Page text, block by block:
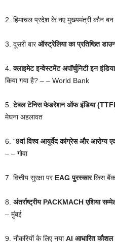
2. हिमाचल प्रदेश के नए मुख्यमंत्री कौन
3. दूसरी बारऑस्ट्रेलिया का प्रतिष्ठित
4.क्लाइमेट इन्वेस्टमेंट अपॉर्चुनिटी इन
किया गया है? – – World Bank
5.टेबल टेनिस फेडरेशन ऑफ इंडिया
मेघना अहलावत
6. “9वां विश्व आयुर्वेद कांग्रेस और आरोग्य
– – गोवा
7. वित्तीय सुरक्षा पर EAG पुरस्कारकिस बैंक
8. अंतर्राष्ट्रीय PACKMACH एशिया
– मुंबई
9. नौकरियों के लिए नयाAI आधारित कौशल